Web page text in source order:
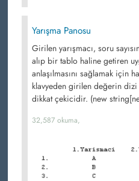
Yarışma Panosu
Girilen yarışmacı, soru
alıp bir tablo haline getiren
anlaşılmasını sağlamak için
klavyeden girilen değerin dizi
dikkat çekicidir. (new
32,587 okuma,